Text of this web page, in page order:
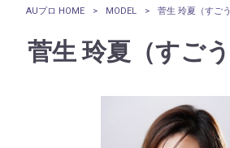
AUプロ HOME > MODEL > 菅生 玲夏（すご
菅生 玲夏（すごう